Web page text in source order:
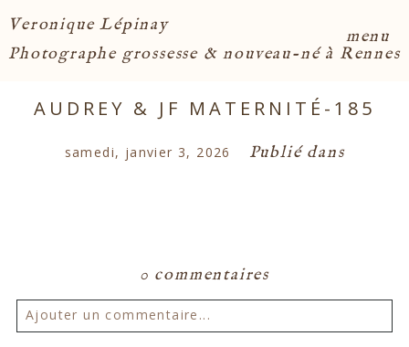
menu
Veronique Lépinay
Photographe grossesse & nouveau-né à Rennes
AUDREY & JF MATERNITÉ-185
samedi, janvier 3, 2026 Publié dans
0 commentaires
Ajouter un commentaire...